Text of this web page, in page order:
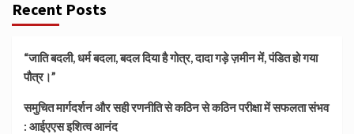
Recent Posts
“जाति बदली, धर्म बदला, बदल दिया है गोत्र, दादा गड़े ज़मीन में, पंडित हो गया
पौत्र।”
समुचित मार्गदर्शन और सही रणनीति से कठिन से कठिन परीक्षा में सफलता संभव
: आईएएस इशित्व आनंद